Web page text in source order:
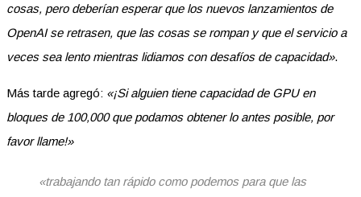
cosas, pero deberían esperar que los nuevos lanzamientos de
OpenAI se retrasen, que las cosas se rompan y que el servicio a
veces sea lento mientras lidiamos con desafíos de capacidad».
Más tarde agregó: «¡Si alguien tiene capacidad de GPU en
bloques de 100,000 que podamos obtener lo antes posible, por
favor llame!»
«trabajando tan rápido como podemos para que las